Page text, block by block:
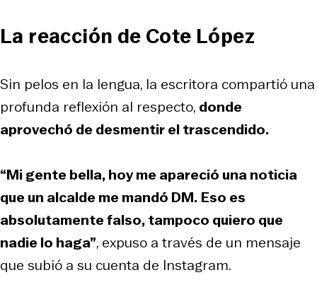
La reacción de Cote López
Sin pelos en la lengua, la escritora compartió una
profunda reflexión al respecto, donde
aprovechó de desmentir el trascendido.
“Mi gente bella, hoy me apareció una noticia
que un alcalde me mandó DM. Eso es
absolutamente falso, tampoco quiero que
nadie lo haga”, expuso a través de un mensaje
que subió a su cuenta de Instagram.